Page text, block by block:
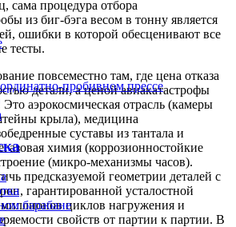
пробивном прессе
барабане
сама процедура отбора
из биг-бэга весом в тонну является
ошибки в которой обесценивают все
тесты.
повсеместно там, где цена отказа
детали, а ценой авиакатастрофы
аэрокосмическая отрасль (камеры
крыла), медицина
суставы из тантала и
химия (коррозионностойкие
(микро-механизмы часов).
предсказуемой геометрии деталей с
гарантированной усталостной
циклов нагружения и
свойств от партии к партии. В